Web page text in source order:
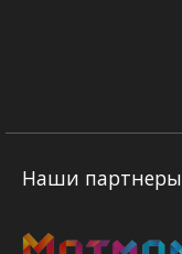
Наши партнеры